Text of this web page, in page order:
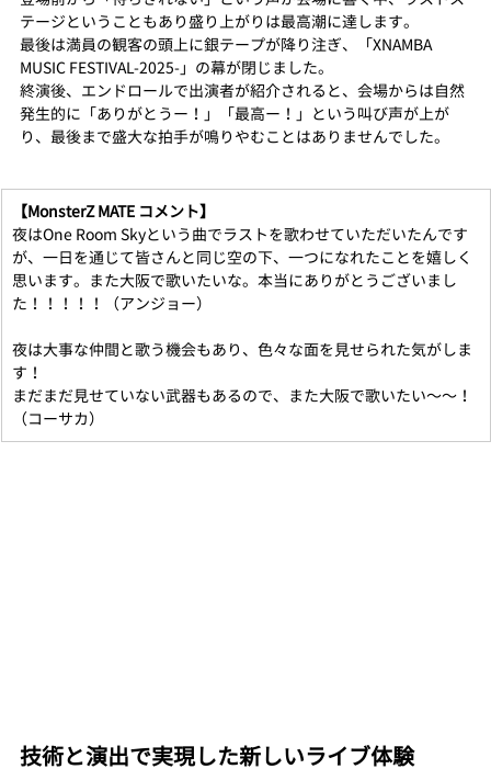
テージということもあり盛り上がりは最高潮に達します。
最後は満員の観客の頭上に銀テープが降り注ぎ、「XNAMBA
MUSIC FESTIVAL-2025-」の幕が閉じました。
終演後、エンドロールで出演者が紹介されると、会場からは自然
発生的に「ありがとうー！」「最高ー！」という叫び声が上が
り、最後まで盛大な拍手が鳴りやむことはありませんでした。
【MonsterZ MATE コメント】
夜はOne Room Skyという曲でラストを歌わせていただいたんです
が、一日を通じて皆さんと同じ空の下、一つになれたことを嬉しく
思います。また大阪で歌いたいな。本当にありがとうございまし
た！！！！！（アンジョー）
夜は大事な仲間と歌う機会もあり、色々な面を見せられた気がしま
す！
まだまだ見せていない武器もあるので、また大阪で歌いたい～～！
（コーサカ）
技術と演出で実現した新しいライブ体験